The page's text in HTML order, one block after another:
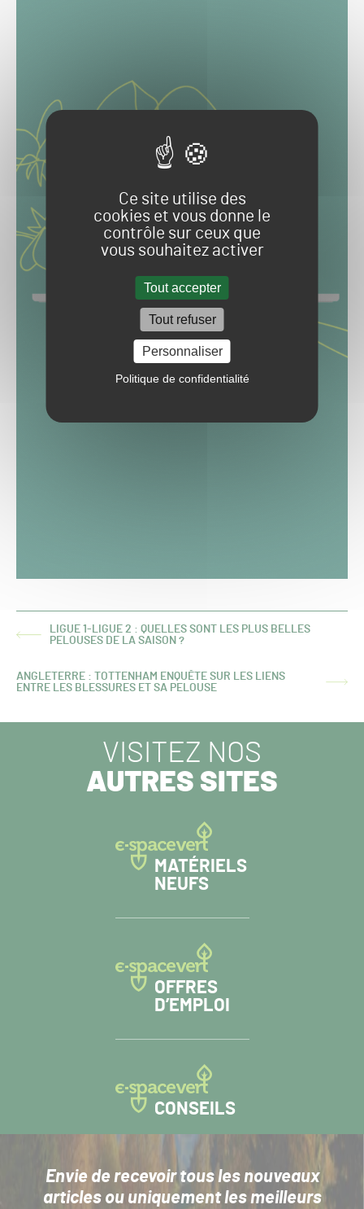
Ce site utilise des
cookies et vous donne le
contrôle sur ceux que
vous souhaitez activer
Tout accepter
Tout refuser
Personnaliser
Politique de confidentialité
ARTICLE
LIGUE 1-LIGUE 2 : QUELLES SONT LES PLUS BELLES
PELOUSES DE LA SAISON ?
ARTICLE
ANGLETERRE : TOTTENHAM ENQUÊTE SUR LES LIENS
ENTRE LES BLESSURES ET SA PELOUSE
VISITEZ NOS
AUTRES SITES
MATÉRIELS
NEUFS
OFFRES
D’EMPLOI
CONSEILS
Envie de recevoir tous les nouveaux
articlesou uniquement les meilleurs